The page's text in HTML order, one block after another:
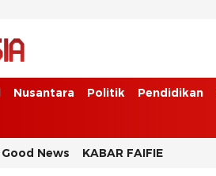
Nusantara Politik Pendidikan
Good News KABAR FAIFIE